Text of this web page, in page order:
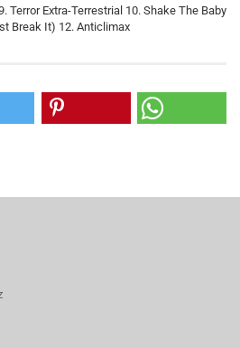
Terror Extra-Terrestrial 10. Shake The Baby
Break It) 12. Anticlimax